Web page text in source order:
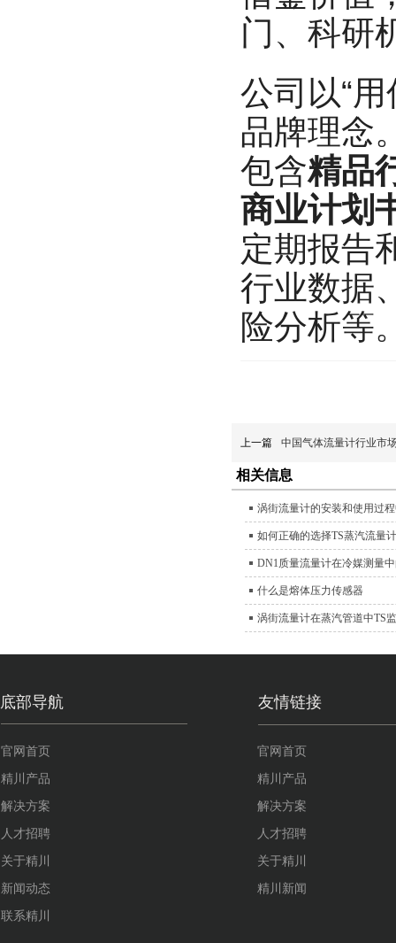
门、科研
公司以“
品牌理念
包含精品
商业计划
定期报告
行业数据
险分析等
上一篇 中国气体流量计行业市
相关信息
涡街流量计的安装和使用过
如何正确的选择TS蒸汽流量
DN1质量流量计在冷媒测量
什么是熔体压力传感器
涡街流量计在蒸汽管道中TS
官网首页
精川产品
解决方案
人才招聘
关于精川
新闻动态
联系精川
官网首页
精川产品
解决方案
人才招聘
关于精川
精川新闻
底部导航 友情链接